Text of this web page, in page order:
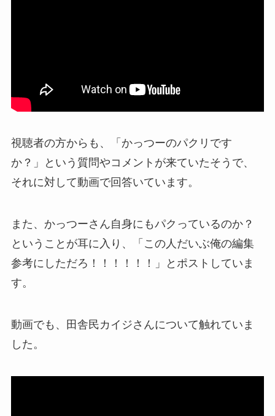
視聴者の方からも、「かっつーのパクリです
か？」という質問やコメントが来ていたそうで、
それに対して動画で回答いています。
また、かっつーさん自身にもパクっているのか？
ということが耳に入り、「この人だいぶ俺の編集
参考にしただろ！！！！！！」とポストしていま
す。
動画でも、田舎民カイジさんについて触れていま
した。